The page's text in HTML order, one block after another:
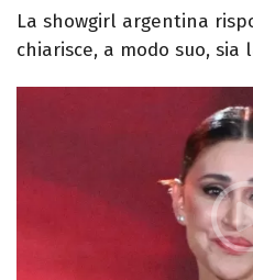
La showgirl argentina
chiarisce, a modo suo, sia